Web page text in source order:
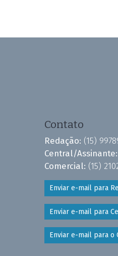
Contato
Redação: (15)
Central/Assinante:
Comercial: (15)
Enviar e-mail para
Enviar e-mail para
Enviar e-mail para o